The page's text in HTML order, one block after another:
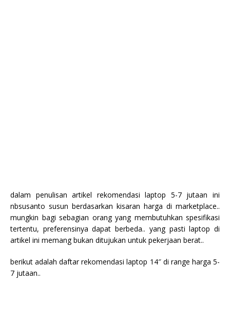
dalam penulisan artikel rekomendasi laptop 5-7 jutaan ini
nbsusanto susun berdasarkan kisaran harga di marketplace..
mungkin bagi sebagian orang yang membutuhkan spesifikasi
tertentu, preferensinya dapat berbeda.. yang pasti laptop di
artikel ini memang bukan ditujukan untuk pekerjaan berat..
berikut adalah daftar rekomendasi laptop 14″ di range harga 5-
7 jutaan..